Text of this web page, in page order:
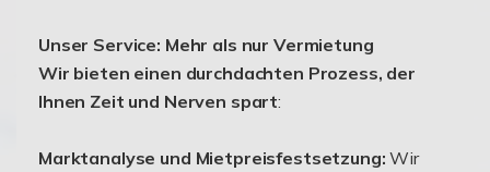
Unser Service: Mehr als nur Vermietung
Wir bieten einen durchdachten Prozess, der
Ihnen Zeit und Nerven spart:
Marktanalyse und Mietpreisfestsetzung: Wir